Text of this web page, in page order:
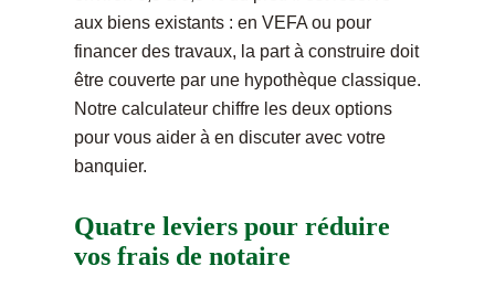
aux biens existants : en VEFA ou pour
financer des travaux, la part à construire doit
être couverte par une hypothèque classique.
Notre calculateur chiffre les deux options
pour vous aider à en discuter avec votre
banquier.
Quatre leviers pour réduire
vos frais de notaire